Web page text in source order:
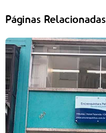
Páginas Relacionadas